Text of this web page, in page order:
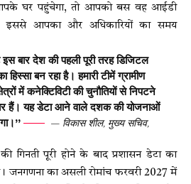
घर पहुंचेगा, तो आपको बस वह आईडी
इससे आपका और अधिकारियों का समय
इस बार देश की पहली पूरी तरह डिजिटल
हिस्सा बन रहा है। हमारी टीमें ग्रामीण
में कनेक्टिविटी की चुनौतियों से निपटने
हैं। यह डेटा आने वाले दशक की योजनाओं
— विकास शील, मुख्य सचिव,
गिनती पूरी होने के बाद प्रशासन डेटा का
जनगणना का असली रोमांच फरवरी 2027 में